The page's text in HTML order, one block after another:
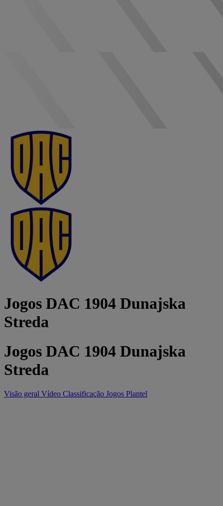
Jogos DAC 1904 Dunajska
Streda
Jogos DAC 1904 Dunajska
Streda
Visão geral Vídeo Classificação Jogos Plantel